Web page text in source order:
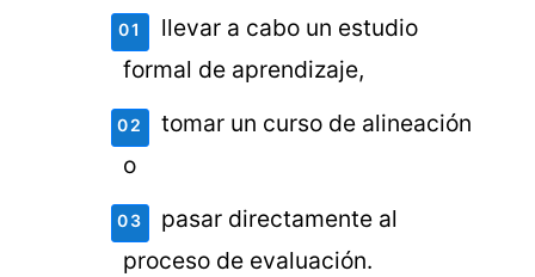
llevar a cabo un estudio
formal de aprendizaje,
tomar un curso de alineación
o
pasar directamente al
proceso de evaluación.